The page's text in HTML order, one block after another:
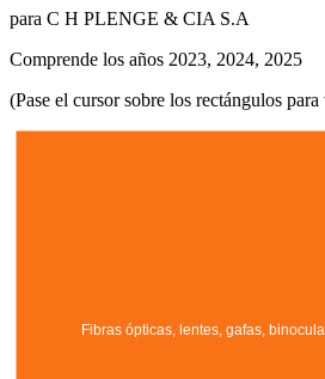
para C H PLENGE & CIA S.A
Comprende los años 2023, 2024, 2025
(Pase el cursor sobre los rectángulos
Fibras ópticas, lentes, gafas,